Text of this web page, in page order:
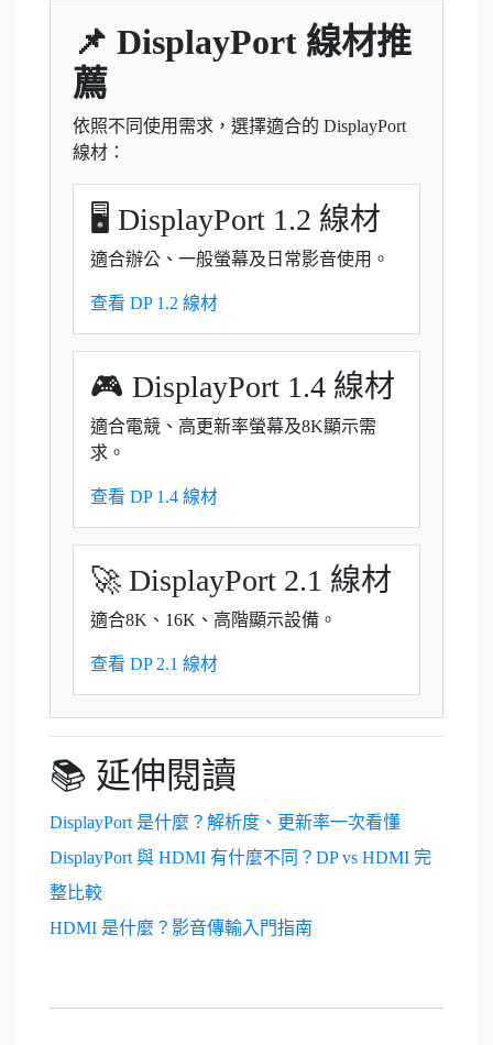
📌 DisplayPort 線材推
薦
依照不同使用需求，選擇適合的 DisplayPort
線材：
🖥 DisplayPort 1.2 線材
適合辦公、一般螢幕及日常影音使用。
查看 DP 1.2 線材
🎮 DisplayPort 1.4 線材
適合電競、高更新率螢幕及8K顯示需
求。
查看 DP 1.4 線材
🚀 DisplayPort 2.1 線材
適合8K、16K、高階顯示設備。
查看 DP 2.1 線材
📚 延伸閱讀
DisplayPort 是什麼？解析度、更新率一次看懂
DisplayPort 與 HDMI 有什麼不同？DP vs HDMI 完
整比較
HDMI 是什麼？影音傳輸入門指南